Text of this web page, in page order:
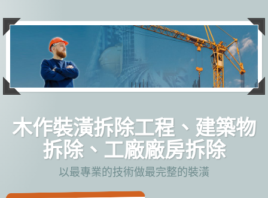
主
木作裝潢拆除工程、建築物
拆除、工廠廠房拆除
以最專業的技術做最完整的裝潢